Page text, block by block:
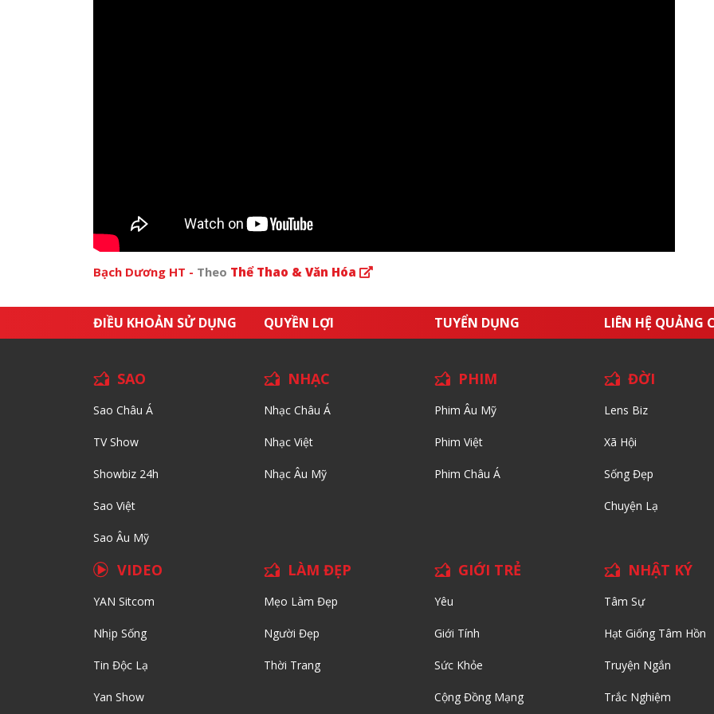
Bạch Dương HT - Theo Thể Thao & Văn Hóa
ĐIỀU KHOẢN SỬ DỤNG QUYỀN LỢI TUYỂN DỤNG LIÊN HỆ QUẢNG
SAO
Sao Châu Á
TV Show
Showbiz 24h
Sao Việt
Sao Âu Mỹ
NHẠC
Nhạc Châu Á
Nhạc Việt
Nhạc Âu Mỹ
PHIM
Phim Âu Mỹ
Phim Việt
Phim Châu Á
ĐỜI
Lens Biz
Xã Hội
Sống Đẹp
Chuyện Lạ
VIDEO
YAN Sitcom
Nhịp Sống
Tin Độc Lạ
Yan Show
LÀM ĐẸP
Mẹo Làm Đẹp
Người Đẹp
Thời Trang
GIỚI TRẺ
Yêu
Giới Tính
Sức Khỏe
Cộng Đồng Mạng
NHẬT KÝ
Tâm Sự
Hạt Giống Tâm Hồn
Truyện Ngắn
Trắc Nghiệm